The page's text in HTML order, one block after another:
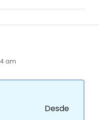
am
Desde